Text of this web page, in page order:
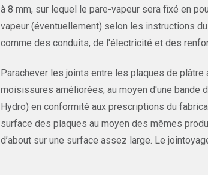
à 8 mm, sur lequel le pare-vapeur sera fixé en
vapeur (éventuellement) selon les instructions
comme des conduits, de l'électricité et des
Parachever les joints entre les plaques de
moisissures améliorées, au moyen d'une bande
Hydro) en conformité aux prescriptions du
surface des plaques au moyen des mêmes
d’about sur une surface assez large. Le